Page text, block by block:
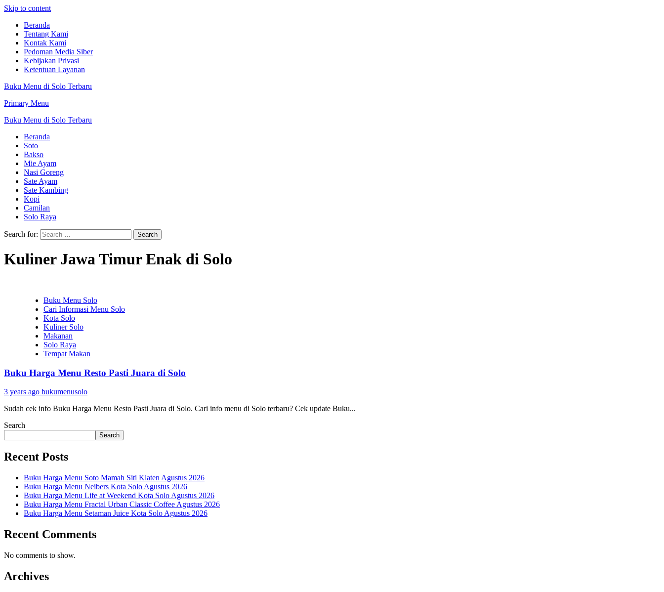
Skip to content
Beranda
Tentang Kami
Kontak Kami
Pedoman Media Siber
Kebijakan Privasi
Ketentuan Layanan
Buku Menu di Solo Terbaru
Primary Menu
Buku Menu di Solo Terbaru
Beranda
Soto
Bakso
Mie Ayam
Nasi Goreng
Sate Ayam
Sate Kambing
Kopi
Camilan
Solo Raya
Search for:
Kuliner Jawa Timur Enak di Solo
Buku Menu Solo
Cari Informasi Menu Solo
Kota Solo
Kuliner Solo
Makanan
Solo Raya
Tempat Makan
Buku Harga Menu Resto Pasti Juara di Solo
3 years ago bukumenusolo
Sudah cek info Buku Harga Menu Resto Pasti Juara di Solo. Cari info menu di Solo terbaru? Cek update Buku...
Search
Search
Recent Posts
Buku Harga Menu Soto Mamah Siti Klaten Agustus 2026
Buku Harga Menu Neibers Kota Solo Agustus 2026
Buku Harga Menu Life at Weekend Kota Solo Agustus 2026
Buku Harga Menu Fractal Urban Classic Coffee Agustus 2026
Buku Harga Menu Setaman Juice Kota Solo Agustus 2026
Recent Comments
No comments to show.
Archives